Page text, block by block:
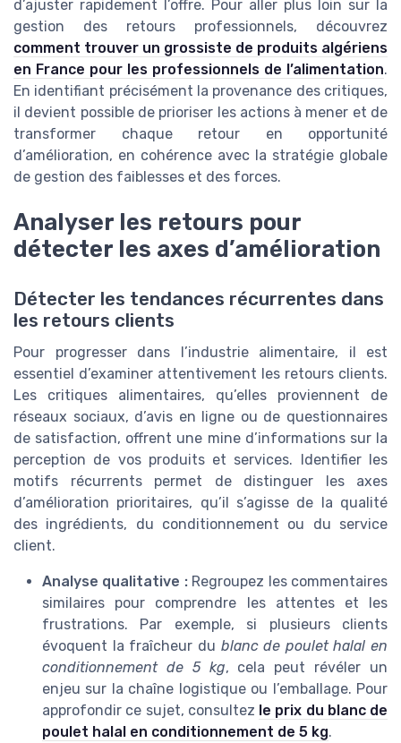
d’ajuster rapidement l’offre. Pour aller plus loin sur la
gestion des retours professionnels, découvrez
comment trouver un grossiste de produits algériens
en France pour les professionnels de l’alimentation.
En identifiant précisément la provenance des critiques,
il devient possible de prioriser les actions à mener et de
transformer chaque retour en opportunité
d’amélioration, en cohérence avec la stratégie globale
de gestion des faiblesses et des forces.
Analyser les retours pour
détecter les axes d’amélioration
Détecter les tendances récurrentes dans
les retours clients
Pour progresser dans l’industrie alimentaire, il est
essentiel d’examiner attentivement les retours clients.
Les critiques alimentaires, qu’elles proviennent de
réseaux sociaux, d’avis en ligne ou de questionnaires
de satisfaction, offrent une mine d’informations sur la
perception de vos produits et services. Identifier les
motifs récurrents permet de distinguer les axes
d’amélioration prioritaires, qu’il s’agisse de la qualité
des ingrédients, du conditionnement ou du service
client.
Analyse qualitative :Regroupez les commentaires
similaires pour comprendre les attentes et les
frustrations. Par exemple, si plusieurs clients
évoquent la fraîcheur du blanc de poulet halal en
conditionnement de 5 kg, cela peut révéler un
enjeu sur la chaîne logistique ou l’emballage. Pour
approfondir ce sujet, consultez le prix du blanc de
poulet halal en conditionnement de 5 kg.